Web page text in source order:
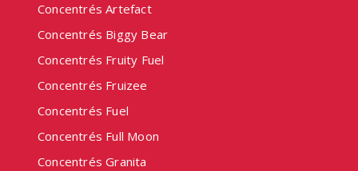
Concentrés Artefact
Concentrés Biggy Bear
Concentrés Fruity Fuel
Concentrés Fruizee
Concentrés Fuel
Concentrés Full Moon
Concentrés Granita